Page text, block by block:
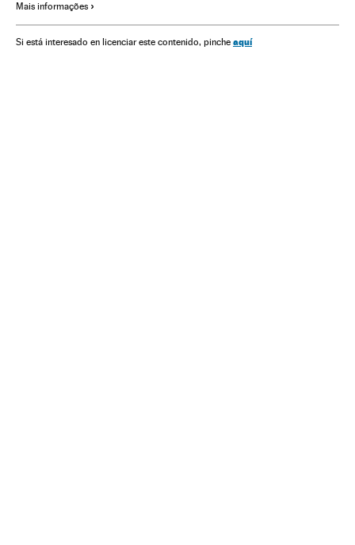
Comunicação
Mais informações
Si está interesado en licenciar este contenido, pinche aquí